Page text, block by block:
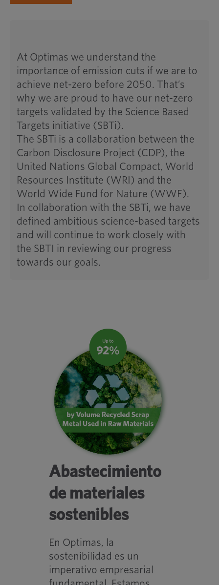
At Optimas we understand the
importance of emission cuts if we are to
achieve net-zero before 2050. That’s
why we are proud to have our net-zero
targets validated by the Science Based
Targets initiative (SBTi).
The SBTi is a collaboration between the
Carbon Disclosure Project (CDP), the
United Nations Global Compact, World
Resources Institute (WRI) and the
World Wide Fund for Nature (WWF).
In collaboration with the SBTi, we have
defined ambitious science-based targets
and will continue to work closely with
the SBTI in reviewing our progress
towards our goals.
Abastecimiento
de materiales
sostenibles
En Optimas, la
sostenibilidad es un
imperativo empresarial